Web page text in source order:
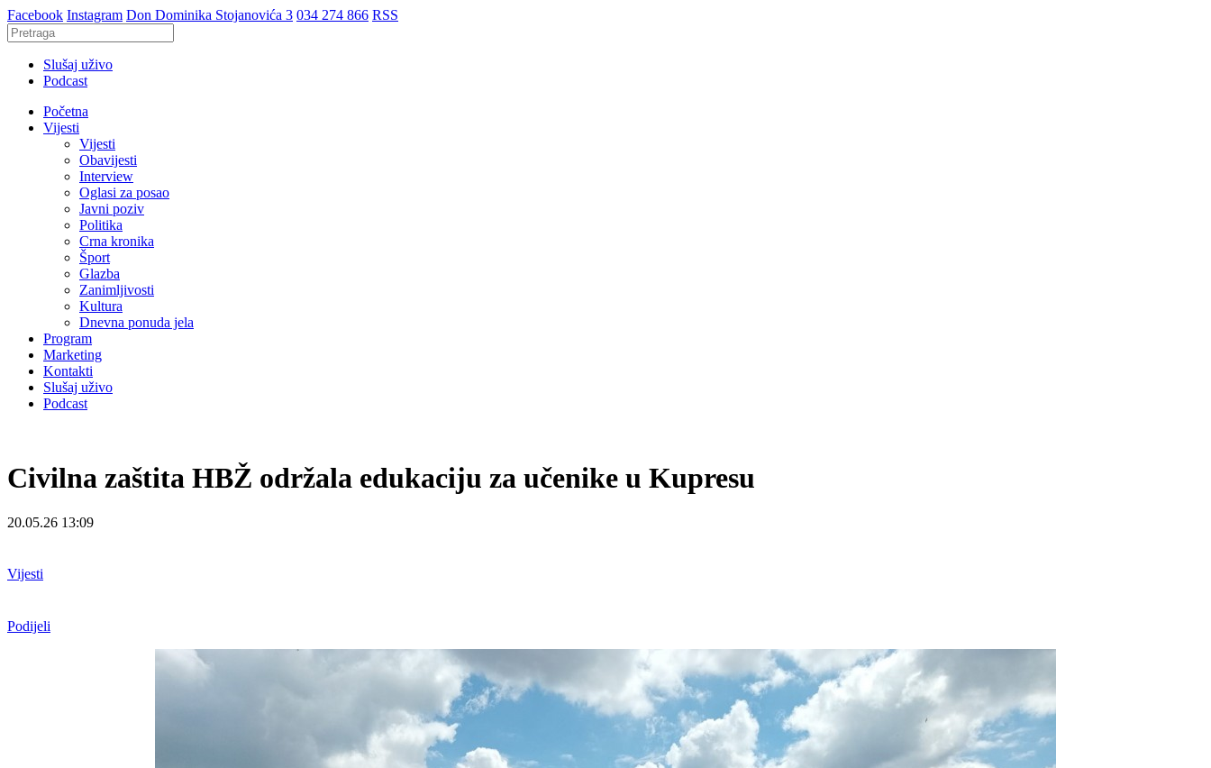
Facebook Instagram Don Dominika Stojanovića 3 034 274 866 RSS
Slušaj uživo
Podcast
Početna
Vijesti
Vijesti
Obavijesti
Interview
Oglasi za posao
Javni poziv
Politika
Crna kronika
Šport
Glazba
Zanimljivosti
Kultura
Dnevna ponuda jela
Program
Marketing
Kontakti
Slušaj uživo
Podcast
Civilna zaštita HBŽ održala edukaciju za učenike u Kupresu
20.05.26 13:09
Vijesti
Podijeli